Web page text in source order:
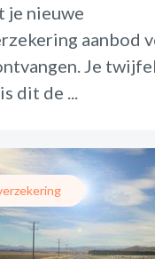
je nieuwe
aanbod
Je
dit de ...